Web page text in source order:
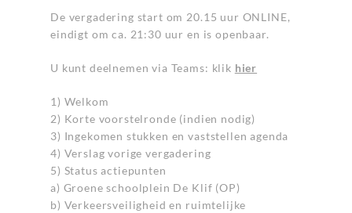
De vergadering start om 20.15 uur ONLINE,
eindigt om ca. 21:30 uur en is openbaar.
U kunt deelnemen via Teams: klik hier
1) Welkom
2) Korte voorstelronde (indien nodig)
3) Ingekomen stukken en vaststellen agenda
4) Verslag vorige vergadering
5) Status actiepunten
a) Groene schoolplein De Klif (OP)
b) Verkeersveiligheid en ruimtelijke